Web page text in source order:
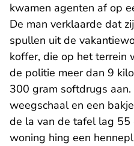
kwamen agenten af op
De man verklaarde dat
spullen uit de
koffer, die op het
de politie meer dan 9
300 gram softdrugs
weegschaal en een
de la van de tafel lag 55
woning hing een